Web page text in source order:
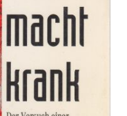
01.01.1992
136 Seiten
ISBN: ANTIDIV010